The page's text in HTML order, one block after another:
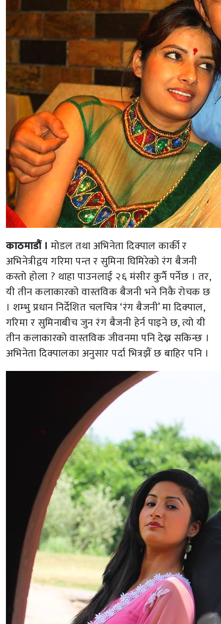
काठमाडौं । मोडल तथा अभिनेता दिक्पाल कार्की र
अभिनेत्रीद्वय गरिमा पन्त र सुमिना घिमिरेको रंग बैजनी
कस्तो होला ? थाहा पाउनलाई २६ मंसीर कुर्नै पर्नेछ । तर,
यी तीन कलाकारको वास्तविक बैजनी भने निकै रोचक छ
। शम्भु प्रधान निर्देशित चलचित्र ‘रंग बैजनी’ मा दिक्पाल,
गरिमा र सुमिनाबीच जुन रंग बैजनी हेर्न पाइने छ, त्यो यी
तीन कलाकारको वास्तविक जीवनमा पनि देख्न सकिन्छ ।
अभिनेता दिक्पालका अनुसार पर्दा भित्रझैं छ बाहिर पनि ।